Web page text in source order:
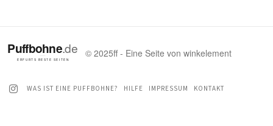
© 2025ff - Eine Seite von winkelement
WAS IST EINE PUFFBOHNE? HILFE IMPRESSUM KONTAKT